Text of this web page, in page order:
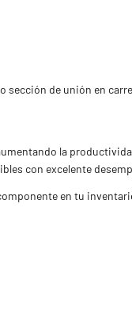
de unión en
la
con excelente
en tu